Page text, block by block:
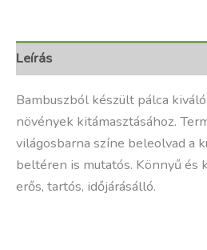
Leírás
Bambuszból készült pálca
növények kitámasztásához.
világosbarna színe beleolvad a
beltéren is mutatós. Könnyű és
erős, tartós, időjárásálló.